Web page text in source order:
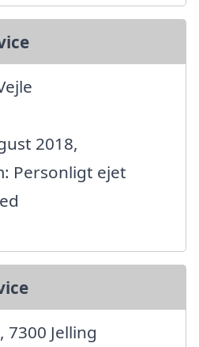
2018,
Personligt ejet
Jelling